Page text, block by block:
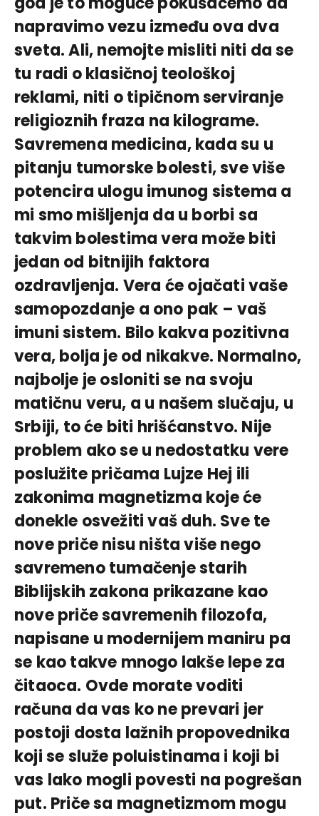
napravimo vezu između ova dva
sveta. Ali, nemojte misliti niti da se
tu radi o klasičnoj teološkoj
reklami, niti o tipičnom serviranje
religioznih fraza na kilograme.
Savremena medicina, kada su u
pitanju tumorske bolesti, sve više
potencira ulogu imunog sistema a
mi smo mišljenja da u borbi sa
takvim bolestima vera može biti
jedan od bitnijih faktora
ozdravljenja. Vera će ojačati vaše
samopozdanje a ono pak – vaš
imuni sistem. Bilo kakva pozitivna
vera, bolja je od nikakve. Normalno,
najbolje je osloniti se na svoju
matičnu veru, a u našem slučaju, u
Srbiji, to će biti hrišćanstvo. Nije
problem ako se u nedostatku vere
poslužite pričama Lujze Hej ili
zakonima magnetizma koje će
donekle osvežiti vaš duh. Sve te
nove priče nisu ništa više nego
savremeno tumačenje starih
Biblijskih zakona prikazane kao
nove priče savremenih filozofa,
napisane u modernijem maniru pa
se kao takve mnogo lakše lepe za
čitaoca. Ovde morate voditi
računa da vas ko ne prevari jer
postoji dosta lažnih propovednika
koji se služe poluistinama i koji bi
vas lako mogli povesti na pogrešan
put. Priče sa magnetizmom mogu